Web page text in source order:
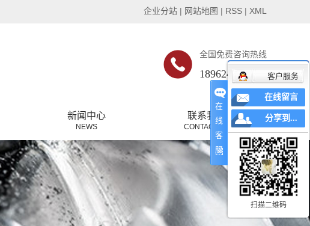
企业分站 | 网站地图 | RSS | XML
全国免费咨询热线
18962485509
新闻中心
NEWS
公司新闻
行业新闻
常见问题
联系我们
CONTACT US
在
线
客
服
客户服务
在线留言
分享到...
扫描二维码